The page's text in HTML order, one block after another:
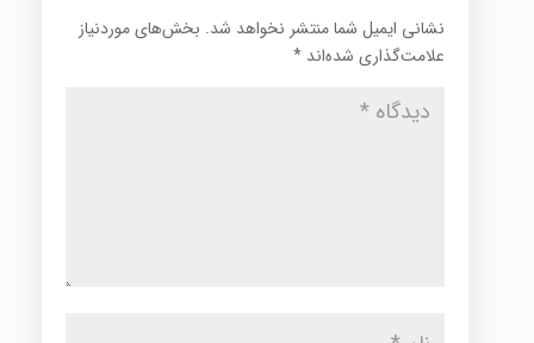
نشانی ایمیل شما منتشر نخواهد شد. بخش‌های موردنیاز
علامت‌گذاری شده‌اند *